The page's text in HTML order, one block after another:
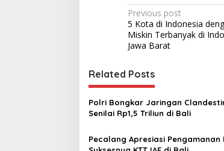
P
o
s
t
n
a
v
i
Previous post
5 Kota di Indonesia
Miskin Terbanyak di
Jawa Barat
Related Posts
Polri Bongkar Jaringan
Senilai Rp1,5 Triliun di Bali
Pecalang Apresiasi Pengamanan